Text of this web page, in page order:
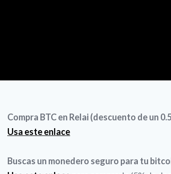
Compra BTC en Relai (descuento de un
Usa este enlace
Buscas un monedero seguro para tu